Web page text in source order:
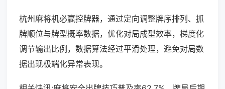
杭州麻将机必赢控牌器，通过定向调整牌序排列、抓
牌顺位与牌型概率数据，优化对局成型效率，梯度化
调节输出比例，数据算法经过平滑处理，避免对局数
据出现极端化异常表现。